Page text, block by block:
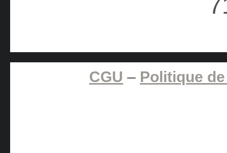
CGU – Politique